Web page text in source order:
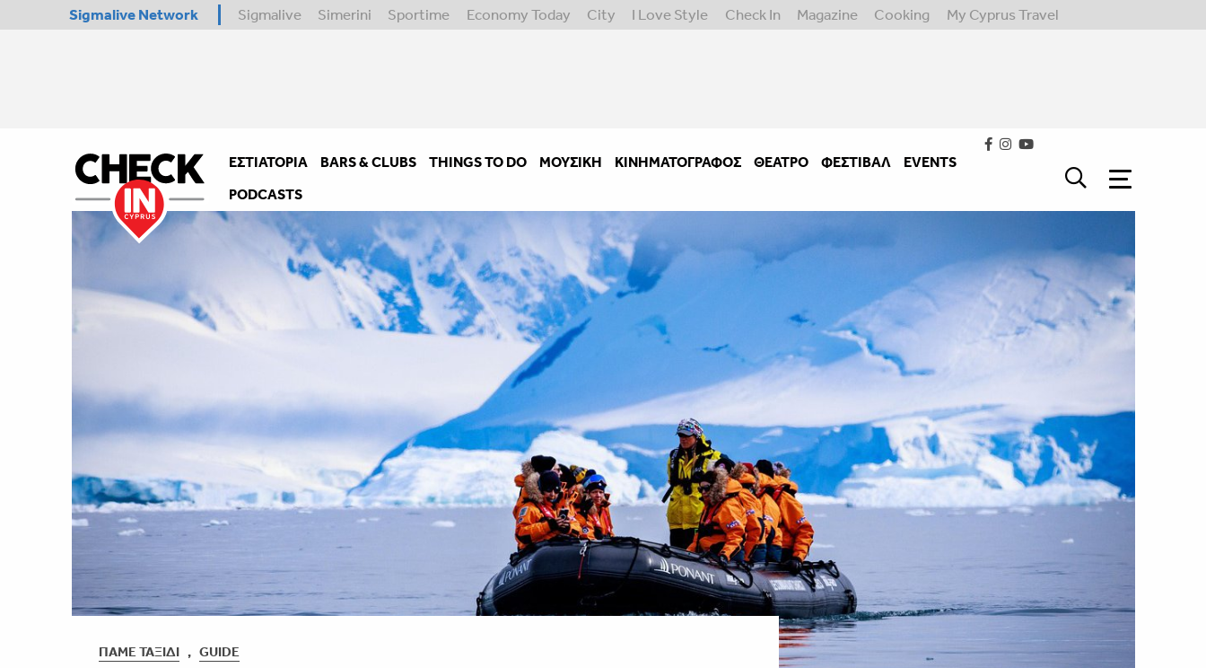
Sigmalive Network Sigmalive Simerini Sportime Economy Today City I Love Style Check In Magazine Cooking My Cyprus Travel
ΕΣΤΙΑΤΌΡΙΑ BARS & CLUBS THINGS TO DO ΜΟΥΣΙΚΉ ΚΙΝΗΜΑΤΟΓΡΆΦΟΣ ΘΈΑΤΡΟ ΦΕΣΤΙΒΑΛ
EVENTS
PODCASTS
ΠΆΜΕ ΤΑΞΊΔΙ , GUIDE